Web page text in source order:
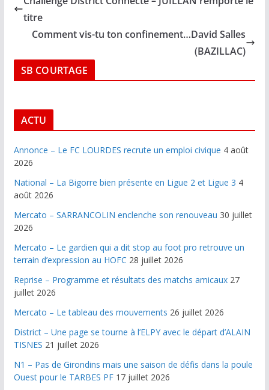
titre
Comment vis-tu ton confinement…David Salles
(BAZILLAC)
SB COURTAGE
ACTU
Annonce – Le FC LOURDES recrute un emploi civique 4 août
2026
National – La Bigorre bien présente en Ligue 2 et Ligue 3 4
août 2026
Mercato – SARRANCOLIN enclenche son renouveau 30 juillet
2026
Mercato – Le gardien qui a dit stop au foot pro retrouve un
terrain d’expression au HOFC 28 juillet 2026
Reprise – Programme et résultats des matchs amicaux 27
juillet 2026
Mercato – Le tableau des mouvements 26 juillet 2026
District – Une page se tourne à l’ELPY avec le départ d’ALAIN
TISNES 21 juillet 2026
N1 – Pas de Girondins mais une saison de défis dans la poule
Ouest pour le TARBES PF 17 juillet 2026